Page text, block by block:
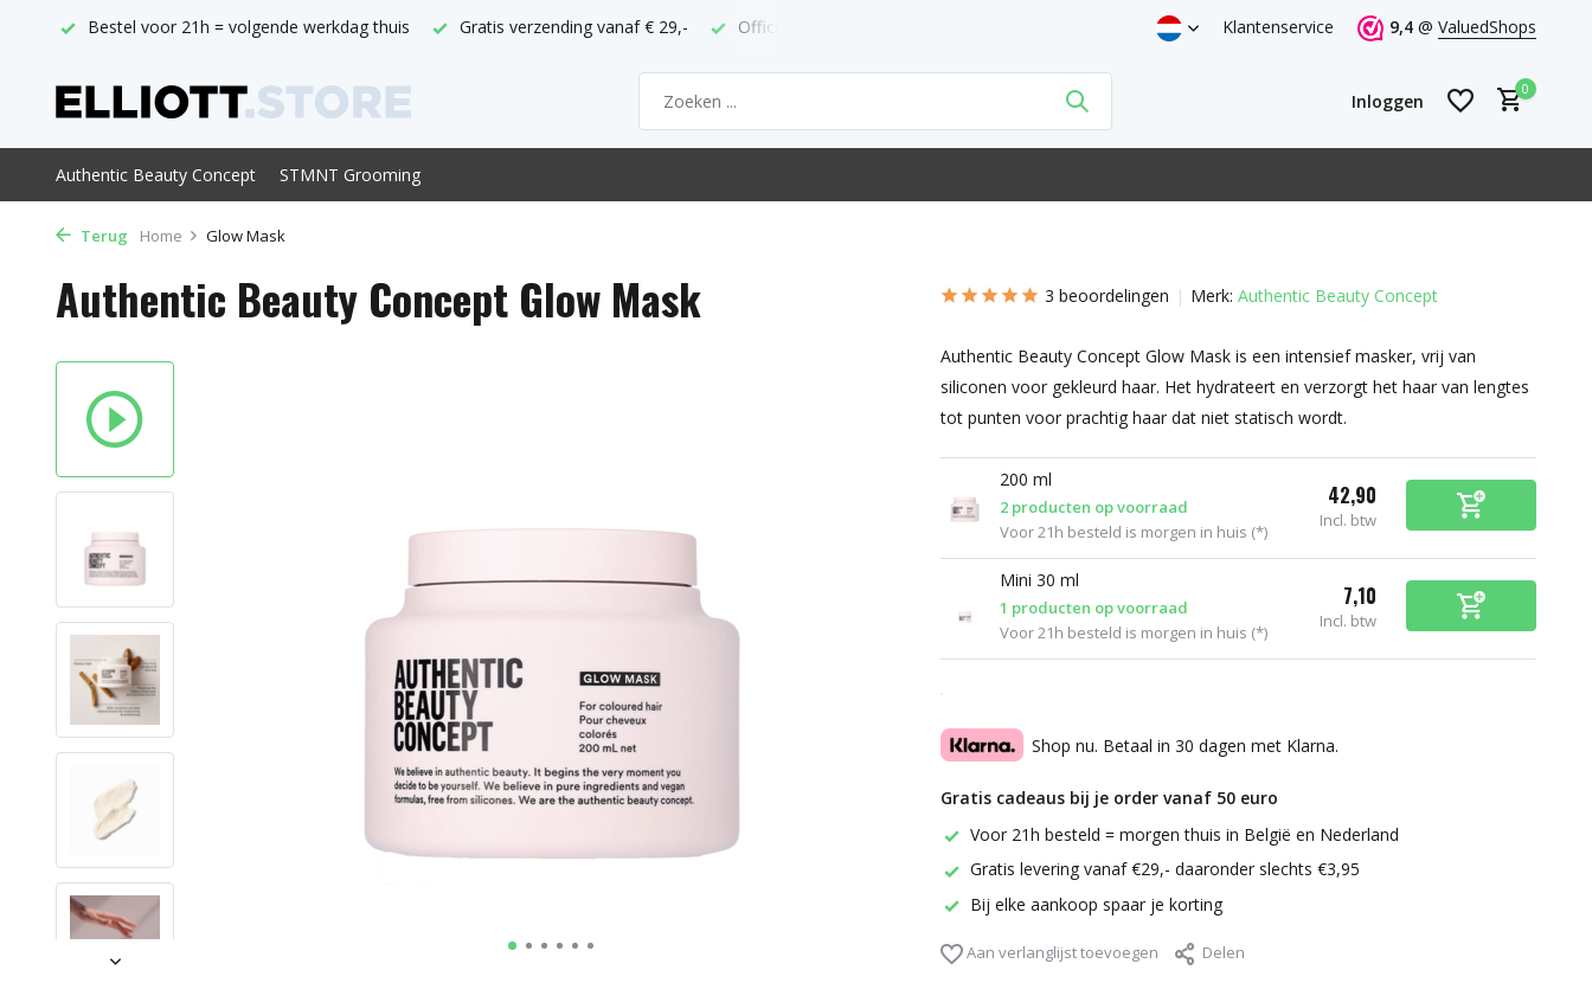
Gratis verzending vanaf € 29,- Officieel ABC verkooppunt Bestel voor 21h = volgende werkdag thuis Klantenservice 9,4 @ ValuedShops
Inloggen
Account aanmaken
0
Authentic Beauty Concept STMNT Grooming
Terug Home Glow Mask
Authentic Beauty Concept Glow Mask 3 beoordelingen Merk: Authentic Beauty Concept
Authentic Beauty Concept Glow Mask is een intensief masker, vrij van
siliconen voor gekleurd haar. Het hydrateert en verzorgt het haar van lengtes
tot punten voor prachtig haar dat niet statisch wordt.
200 ml
2 producten op voorraad
Voor 21h besteld is morgen in huis (*)
42,90
Incl. btw
Mini 30 ml
1 producten op voorraad
Voor 21h besteld is morgen in huis (*)
7,10
Incl. btw
Shop nu. Betaal in 30 dagen met Klarna.
Gratis cadeaus bij je order vanaf 50 euro
Voor 21h besteld = morgen thuis in België en Nederland
Gratis levering vanaf €29,- daaronder slechts €3,95
Bij elke aankoop spaar je korting
Aan verlanglijst toevoegen Delen